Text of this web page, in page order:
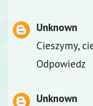
Unknown
Cieszymy,
Odpowiedz
Unknown